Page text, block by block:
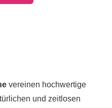
vereinen hochwertige
und zeitlosen